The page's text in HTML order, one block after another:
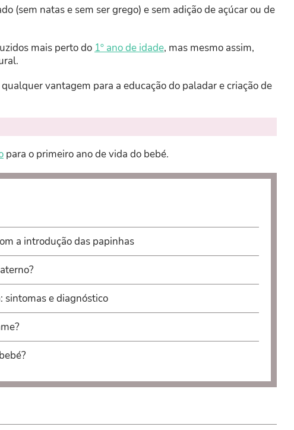
(sem natas e sem ser grego) e sem adição de açúcar ou de
mais perto do 1º ano de idade, mas mesmo assim,
vantagem para a educação do paladar e criação de
para o primeiro ano de vida do bebé.
a introdução das papinhas
sintomas e diagnóstico